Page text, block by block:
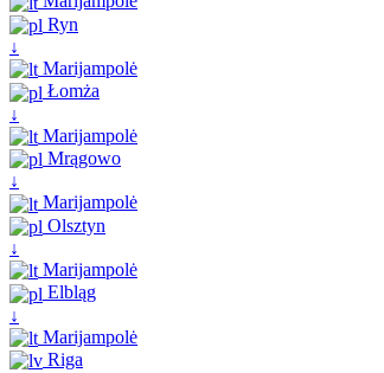
Ryn
↓
Marijampolė
Łomża
↓
Marijampolė
Mrągowo
↓
Marijampolė
Olsztyn
↓
Marijampolė
Elbląg
↓
Marijampolė
Riga